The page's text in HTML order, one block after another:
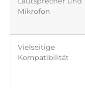
Mikrofon
Vielseitige
Kompatibilität